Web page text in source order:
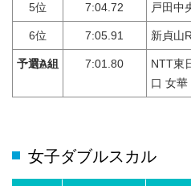
5位 7:04.72 戸田中
6位 7:05.91 新貞山
予選A組
1位 7:01.80
NTT東
口 女
女子ダブルスカル